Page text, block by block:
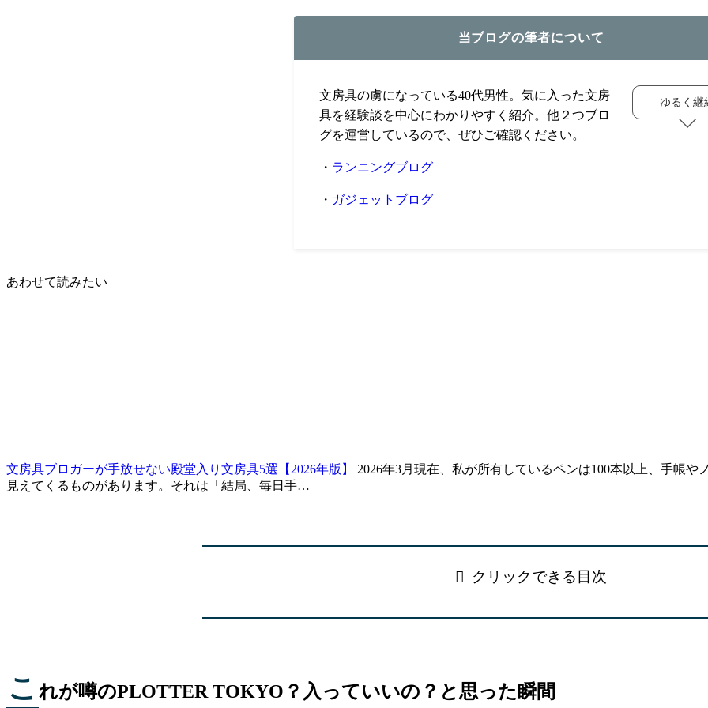
当ブログの筆者について
文房具の虜になっている40代男性。気に入った文房
具を経験談を中心にわかりやすく紹介。他２つブロ
グを運営しているので、ぜひご確認ください。
・ ランニングブログ
・ ガジェットブログ
ゆるく継
あわせて読みたい
文房具ブロガーが手放せない殿堂入り文房具5選【2026年版】
2026年3月現在、私が所有しているペンは100本以上、手帳
見えてくるものがあります。それは「結局、毎日手…
クリックできる目次
こ れが噂のPLOTTER TOKYO？入っていいの？と思った瞬間